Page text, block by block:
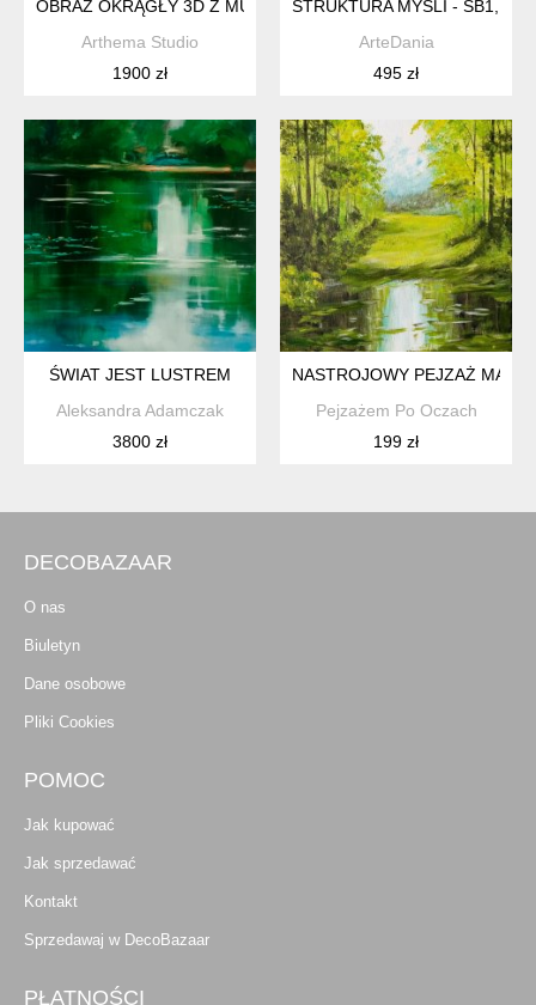
OBRAZ OKRĄGŁY 3D Z MUSZLAMI
Arthema Studio
1900 zł
STRUKTURA MYŚLI - SB1,
ArteDania
495 zł
ŚWIAT JEST LUSTREM
Aleksandra Adamczak
3800 zł
NASTROJOWY PEJZAŻ
Pejzażem Po Oczach
199 zł
DECOBAZAAR
O nas
Biuletyn
Dane osobowe
Pliki Cookies
POMOC
Jak kupować
Jak sprzedawać
Kontakt
Sprzedawaj w DecoBazaar
PŁATNOŚCI